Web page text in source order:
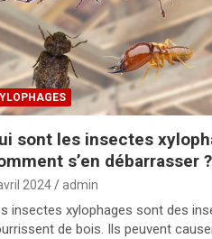
sont les insectes
s’en débarrasser ?
2024 admin
insectes xylophages sont des
de bois. Ils peuvent